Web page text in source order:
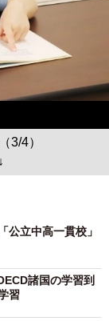
3/4）
立中高一貫校」
諸国の学習到
習